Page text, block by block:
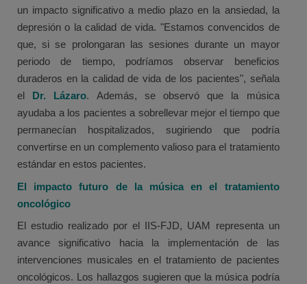
un impacto significativo a medio plazo en la ansiedad, la
depresión o la calidad de vida. "Estamos convencidos de
que, si se prolongaran las sesiones durante un mayor
periodo de tiempo, podríamos observar beneficios
duraderos en la calidad de vida de los pacientes", señala
el Dr. Lázaro. Además, se observó que la música
ayudaba a los pacientes a sobrellevar mejor el tiempo que
permanecían hospitalizados, sugiriendo que podría
convertirse en un complemento valioso para el tratamiento
estándar en estos pacientes.
El impacto futuro de la música en el tratamiento
oncológico
El estudio realizado por el IIS-FJD, UAM representa un
avance significativo hacia la implementación de las
intervenciones musicales en el tratamiento de pacientes
oncológicos. Los hallazgos sugieren que la música podría